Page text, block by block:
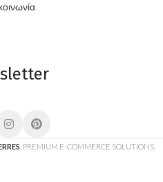
. PREMIUM E-COMMERCE SOLUTIONS.